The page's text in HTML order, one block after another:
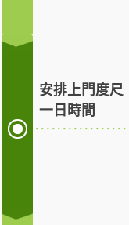
安排上門度尺
一日時間